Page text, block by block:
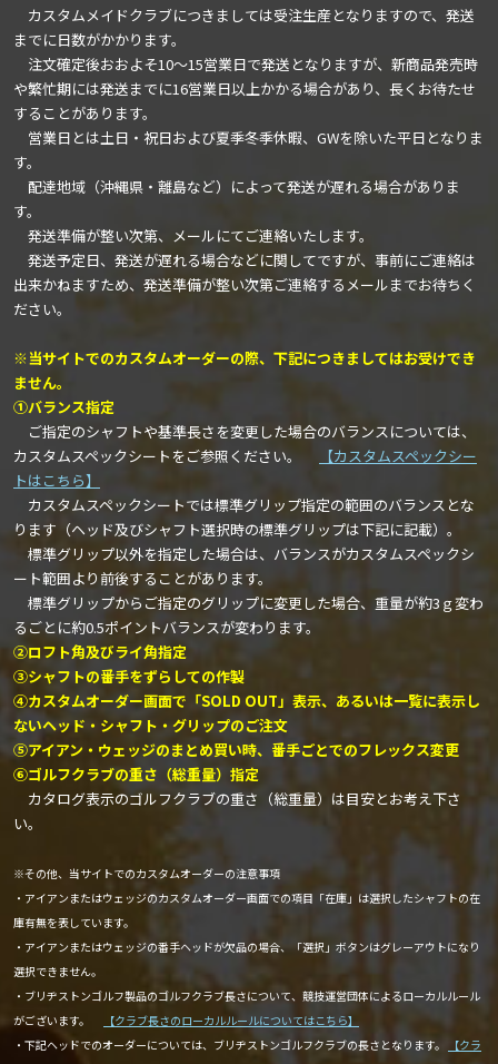
カスタムメイドクラブにつきましては受注生産となりますので、発送
までに日数がかかります。
注文確定後おおよそ10～15営業日で発送となりますが、新商品発売時
や繁忙期には発送までに16営業日以上かかる場合があり、長くお待たせ
することがあります。
営業日とは土日・祝日および夏季冬季休暇、GWを除いた平日となりま
す。
配達地域（沖縄県・離島など）によって発送が遅れる場合がありま
す。
発送準備が整い次第、メールにてご連絡いたします。
発送予定日、発送が遅れる場合などに関してですが、事前にご連絡は
出来かねますため、発送準備が整い次第ご連絡するメールまでお待ちく
ださい。
※当サイトでのカスタムオーダーの際、下記につきましてはお受けでき
ません。
①バランス指定
ご指定のシャフトや基準長さを変更した場合のバランスについては、
カスタムスペックシートをご参照ください。
【カスタムスペックシー
トはこちら】
カスタムスペックシートでは標準グリップ指定の範囲のバランスとな
ります（ヘッド及びシャフト選択時の標準グリップは下記に記載）。
標準グリップ以外を指定した場合は、バランスがカスタムスペックシ
ート範囲より前後することがあります。
標準グリップからご指定のグリップに変更した場合、重量が約3ｇ変わ
るごとに約0.5ポイントバランスが変わります。
②ロフト角及びライ角指定
③シャフトの番手をずらしての作製
④カスタムオーダー画面で「SOLD OUT」表示、あるいは一覧に表示し
ないヘッド・シャフト・グリップのご注文
⑤アイアン・ウェッジのまとめ買い時、番手ごとでのフレックス変更
⑥ゴルフクラブの重さ（総重量）指定
カタログ表示のゴルフクラブの重さ（総重量）は目安とお考え下さ
い。
※その他、当サイトでのカスタムオーダーの注意事項
・アイアンまたはウェッジのカスタムオーダー画面での項目「在庫」は選択したシャフトの在
庫有無を表しています。
・アイアンまたはウェッジの番手ヘッドが欠品の場合、「選択」ボタンはグレーアウトになり
選択できません。
・ブリヂストンゴルフ製品のゴルフクラブ長さについて、競技運営団体によるローカルルール
がございます。
【クラブ長さのローカルルールについてはこちら】
・下記ヘッドでのオーダーについては、ブリヂストンゴルフクラブの長さとなります。
【クラ